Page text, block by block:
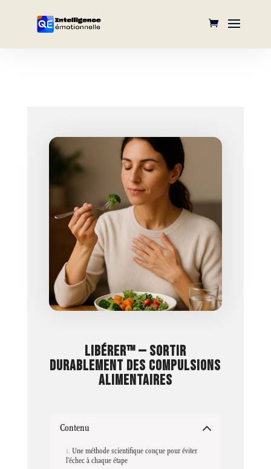
LIBÉRER™ — SORTIR
DURABLEMENT DES COMPULSIONS
ALIMENTAIRES
Contenu
Une méthode scientifique conçue pour éviter
l’échec à chaque étape